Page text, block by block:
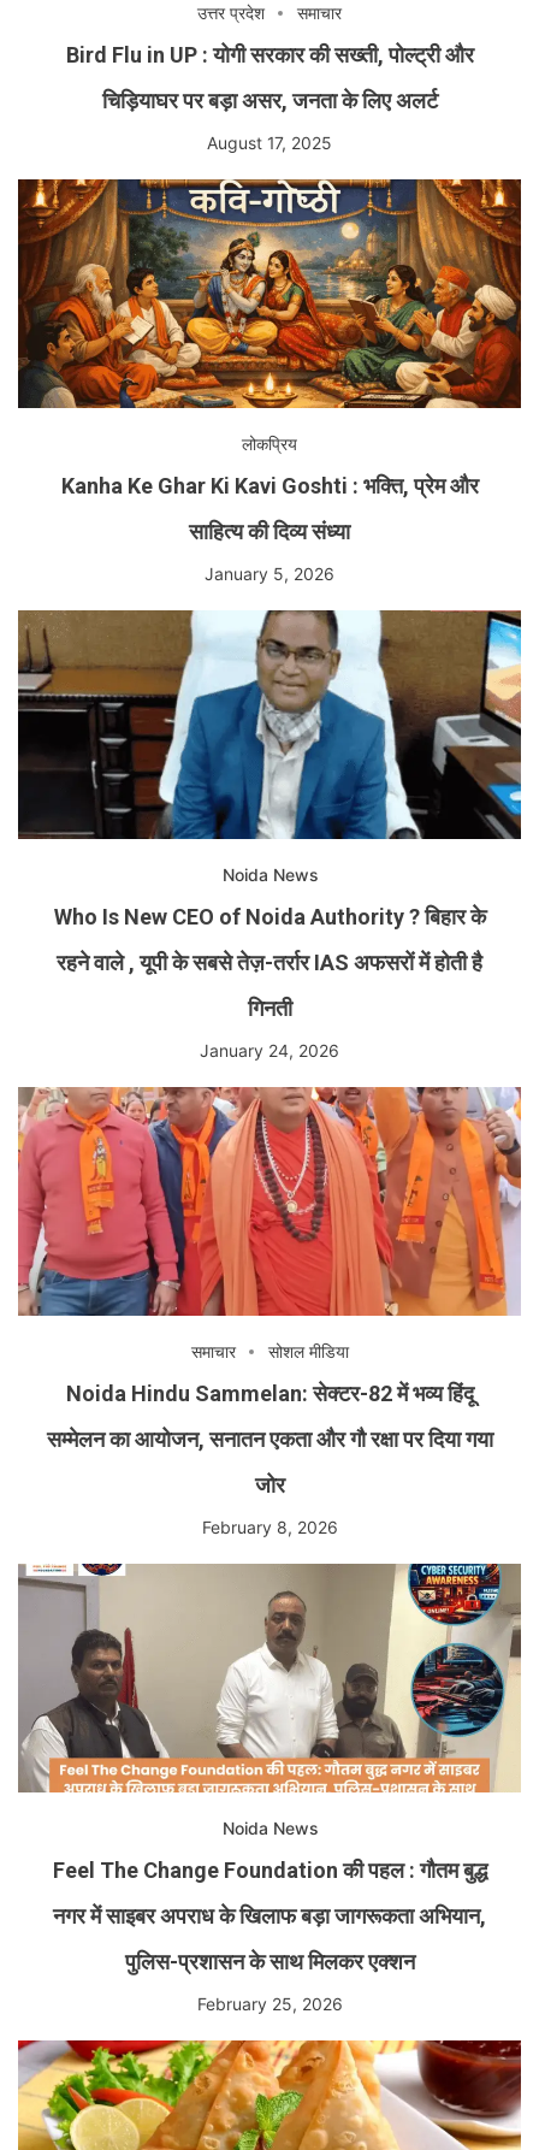
उत्तर प्रदेश समाचार
Bird Flu in UP : योगी सरकार की सख्ती, पोल्ट्री और
चिड़ियाघर पर बड़ा असर, जनता के लिए अलर्ट
August 17, 2025
लोकप्रिय
Kanha Ke Ghar Ki Kavi Goshti : भक्ति, प्रेम और
साहित्य की दिव्य संध्या
January 5, 2026
Noida News
Who Is New CEO of Noida Authority ? बिहार के
रहने वाले , यूपी के सबसे तेज़-तर्रार IAS अफसरों में होती है
गिनती
January 24, 2026
समाचार सोशल मीडिया
Noida Hindu Sammelan: सेक्टर-82 में भव्य हिंदू
सम्मेलन का आयोजन, सनातन एकता और गौ रक्षा पर दिया गया
जोर
February 8, 2026
Noida News
Feel The Change Foundation की पहल : गौतम बुद्ध
नगर में साइबर अपराध के खिलाफ बड़ा जागरूकता अभियान,
पुलिस-प्रशासन के साथ मिलकर एक्शन
February 25, 2026